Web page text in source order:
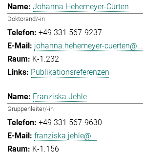
Johanna Hehemeyer-Cürten
Doktorand/-in
+49 331 567-9237
johanna.hehemeyer-cuerten@...
K-1.232
Publikationsreferenzen
Franziska Jehle
Gruppenleiter/-in
+49 331 567-9630
franziska.jehle@...
K-1.156